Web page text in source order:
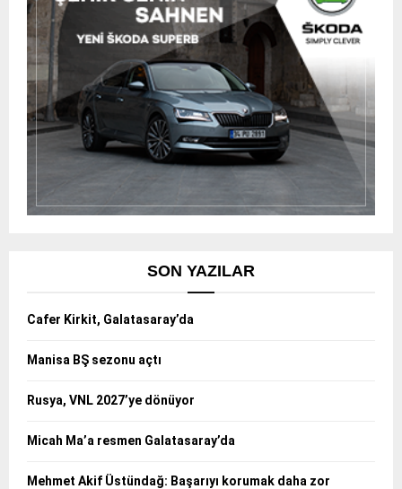
SON YAZILAR
Cafer Kirkit, Galatasaray’da
Manisa BŞ sezonu açtı
Rusya, VNL 2027’ye dönüyor
Micah Ma’a resmen Galatasaray’da
Mehmet Akif Üstündağ: Başarıyı korumak daha zor